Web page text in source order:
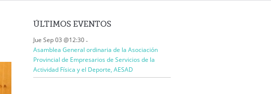
ÚLTIMOS EVENTOS
Jue Sep 03 @12:30-
Asamblea General ordinaria de la Asociación
Provincial de Empresarios de Servicios de la
Actividad Física y el Deporte, AESAD